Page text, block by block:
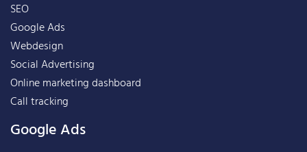
SEO
Google Ads
Webdesign
Social Advertising
Online marketing dashboard
Call tracking
Google Ads